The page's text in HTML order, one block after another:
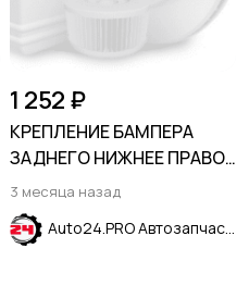
1 252 ₽
КРЕПЛЕНИЕ БАМПЕРА
ЗАДНЕГО НИЖНЕЕ ПРАВОЕ
CHEVROLET EQUINOX 2017-
2023
3 месяца назад
Auto24.PRO Автозапчасти